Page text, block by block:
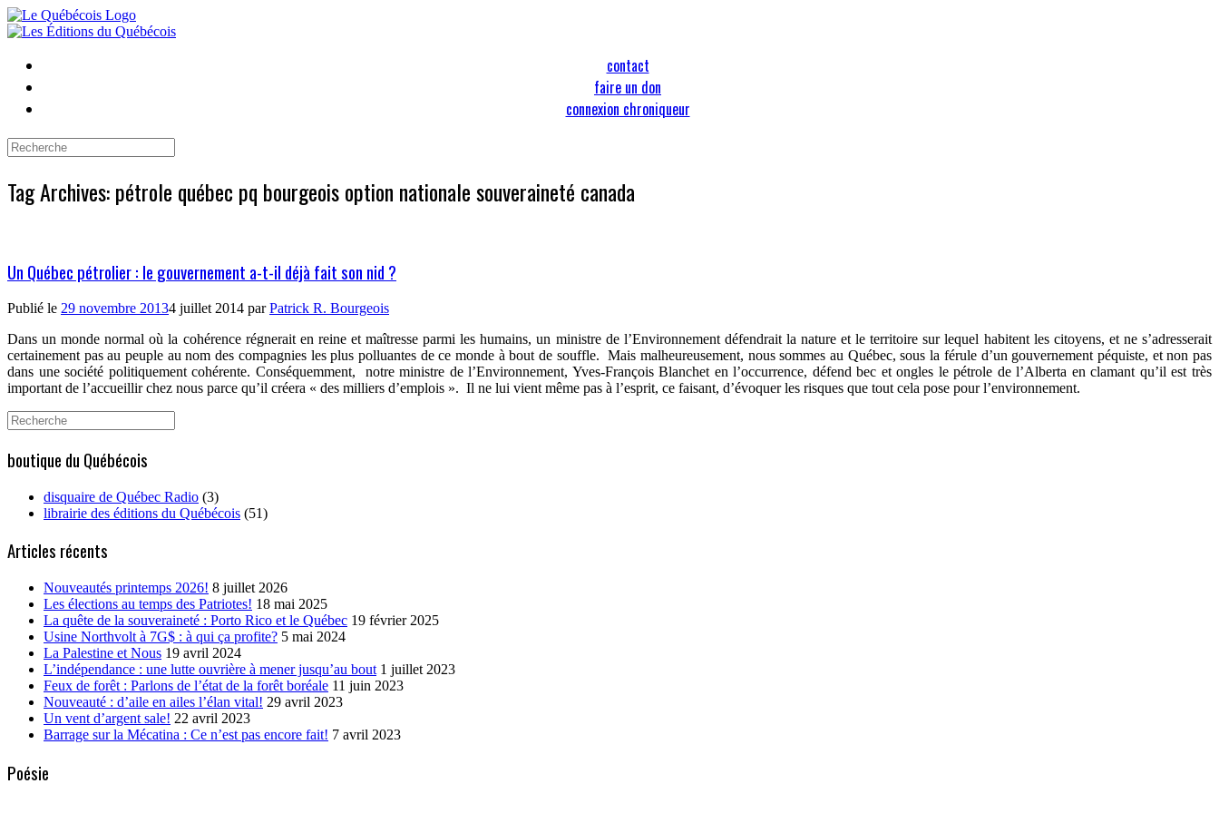
Skip
to
contact
faire un don
connexion chroniqueur
Search
Tag Archives:pétrole québec pq bourgeois option nationale souveraineté canada
Un Québec pétrolier : le gouvernement a-t-il déjà fait son nid ?
Publié le 29 novembre 20134 juillet 2014 parPatrick R. Bourgeois
Dans un monde normal où la cohérence régnerait en reine et maîtresse parmi les humains, un ministre de l’Environnement défendrait la nature et le territoire sur lequel habitent les citoyens, et ne s’adresserait
certainement pas au peuple au nom des compagnies les plus polluantes de ce monde à bout de souffle.
Mais malheureusement, nous sommes au Québec, sous la férule d’un gouvernement péquiste, et non pas
dans une société politiquement cohérente. Conséquemment,
notre ministre de l’Environnement, Yves-François Blanchet en l’occurrence, défend bec et ongles le pétrole de l’Alberta en clamant qu’il est très
important de l’accueillir chez nous parce qu’il créera « des milliers d’emplois ». Il ne lui vient même pas à l’esprit, ce faisant, d’évoquer les risques que tout cela pose pour l’environnement.
Search
for:
boutique du Québécois
disquaire de Québec Radio (3)
librairie des éditions du Québécois (51)
Articles récents
Nouveautés printemps 2026! 8 juillet 2026
Les élections au temps des Patriotes! 18 mai 2025
La quête de la souveraineté : Porto Rico et le Québec 19 février 2025
Usine Northvolt à 7G$ : à qui ça profite? 5 mai 2024
La Palestine et Nous 19 avril 2024
L’indépendance : une lutte ouvrière à mener jusqu’au bout 1 juillet 2023
Feux de forêt : Parlons de l’état de la forêt boréale 11 juin 2023
Nouveauté : d’aile en ailes l’élan vital! 29 avril 2023
Un vent d’argent sale! 22 avril 2023
Barrage sur la Mécatina : Ce n’est pas encore fait! 7 avril 2023
Poésie